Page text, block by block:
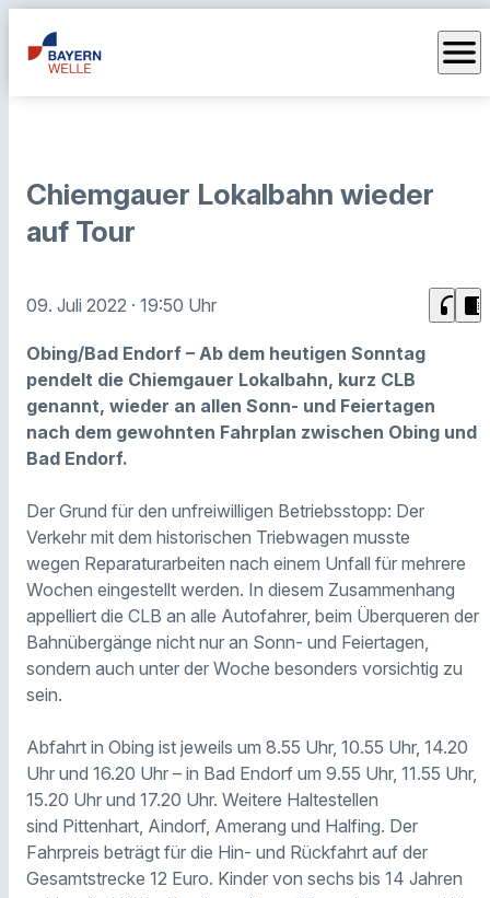
menu
Chiemgauer Lokalbahn wieder
auf Tour
09. Juli 2022 · 19:50 Uhr headphones chrome_reader_mode
Obing/Bad Endorf – Ab dem heutigen Sonntag
pendelt die Chiemgauer Lokalbahn, kurz CLB
genannt, wieder an allen Sonn- und Feiertagen
nach dem gewohnten Fahrplan zwischen Obing und
Bad Endorf.
Der Grund für den unfreiwilligen Betriebsstopp: Der
Verkehr mit dem historischen Triebwagen musste
wegen Reparaturarbeiten nach einem Unfall für mehrere
Wochen eingestellt werden. In diesem Zusammenhang
appelliert die CLB an alle Autofahrer, beim Überqueren der
Bahnübergänge nicht nur an Sonn- und Feiertagen,
sondern auch unter der Woche besonders vorsichtig zu
sein.
Abfahrt in Obing ist jeweils um 8.55 Uhr, 10.55 Uhr, 14.20
Uhr und 16.20 Uhr – in Bad Endorf um 9.55 Uhr, 11.55 Uhr,
15.20 Uhr und 17.20 Uhr. Weitere Haltestellen
sind Pittenhart, Aindorf, Amerang und Halfing. Der
Fahrpreis beträgt für die Hin- und Rückfahrt auf der
Gesamtstrecke 12 Euro. Kinder von sechs bis 14 Jahren